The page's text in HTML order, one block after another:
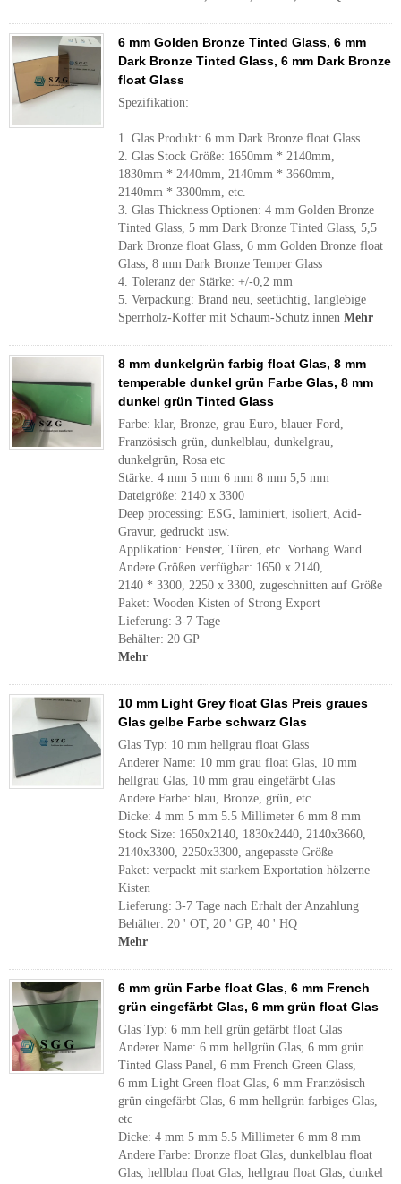
6 mm Golden Bronze Tinted Glass, 6 mm
Dark Bronze Tinted Glass, 6 mm Dark Bronze
float Glass
Spezifikation:
1. Glas Produkt: 6 mm Dark Bronze float Glass
2. Glas Stock Größe: 1650mm * 2140mm,
1830mm * 2440mm, 2140mm * 3660mm,
2140mm * 3300mm, etc.
3. Glas Thickness Optionen: 4 mm Golden Bronze
Tinted Glass, 5 mm Dark Bronze Tinted Glass, 5,5
Dark Bronze float Glass, 6 mm Golden Bronze float
Glass, 8 mm Dark Bronze Temper Glass
4. Toleranz der Stärke: +/-0,2 mm
5. Verpackung: Brand neu, seetüchtig, langlebige
Sperrholz-Koffer mit Schaum-Schutz innen Mehr
8 mm dunkelgrün farbig float Glas, 8 mm
temperable dunkel grün Farbe Glas, 8 mm
dunkel grün Tinted Glass
Farbe: klar, Bronze, grau Euro, blauer Ford,
Französisch grün, dunkelblau, dunkelgrau,
dunkelgrün, Rosa etc
Stärke: 4 mm 5 mm 6 mm 8 mm 5,5 mm
Dateigröße: 2140 x 3300
Deep processing: ESG, laminiert, isoliert, Acid-
Gravur, gedruckt usw.
Applikation: Fenster, Türen, etc. Vorhang Wand.
Andere Größen verfügbar: 1650 x 2140,
2140 * 3300, 2250 x 3300, zugeschnitten auf Größe
Paket: Wooden Kisten of Strong Export
Lieferung: 3-7 Tage
Behälter: 20 GP
Mehr
10 mm Light Grey float Glas Preis graues
Glas gelbe Farbe schwarz Glas
Glas Typ: 10 mm hellgrau float Glass
Anderer Name: 10 mm grau float Glas, 10 mm
hellgrau Glas, 10 mm grau eingefärbt Glas
Andere Farbe: blau, Bronze, grün, etc.
Dicke: 4 mm 5 mm 5.5 Millimeter 6 mm 8 mm
Stock Size: 1650x2140, 1830x2440, 2140x3660,
2140x3300, 2250x3300, angepasste Größe
Paket: verpackt mit starkem Exportation hölzerne
Kisten
Lieferung: 3-7 Tage nach Erhalt der Anzahlung
Behälter: 20 ' OT, 20 ' GP, 40 ' HQ
Mehr
6 mm grün Farbe float Glas, 6 mm French
grün eingefärbt Glas, 6 mm grün float Glas
Glas Typ: 6 mm hell grün gefärbt float Glas
Anderer Name: 6 mm hellgrün Glas, 6 mm grün
Tinted Glass Panel, 6 mm French Green Glass,
6 mm Light Green float Glas, 6 mm Französisch
grün eingefärbt Glas, 6 mm hellgrün farbiges Glas,
etc
Dicke: 4 mm 5 mm 5.5 Millimeter 6 mm 8 mm
Andere Farbe: Bronze float Glas, dunkelblau float
Glas, hellblau float Glas, hellgrau float Glas, dunkel